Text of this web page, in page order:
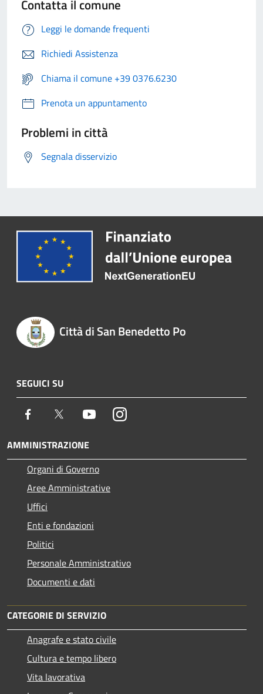
Contatta il comune
Leggi le domande frequenti
Richiedi Assistenza
Chiama il comune +39 0376.6230
Prenota un appuntamento
Problemi in città
Segnala disservizio
Città di San Benedetto Po
SEGUICI SU
Facebook Twitter YoutubeInstagram
AMMINISTRAZIONE
Organi di Governo
Aree Amministrative
Uffici
Enti e fondazioni
Politici
Personale Amministrativo
Documenti e dati
CATEGORIE DI SERVIZIO
Anagrafe e stato civile
Cultura e tempo libero
Vita lavorativa